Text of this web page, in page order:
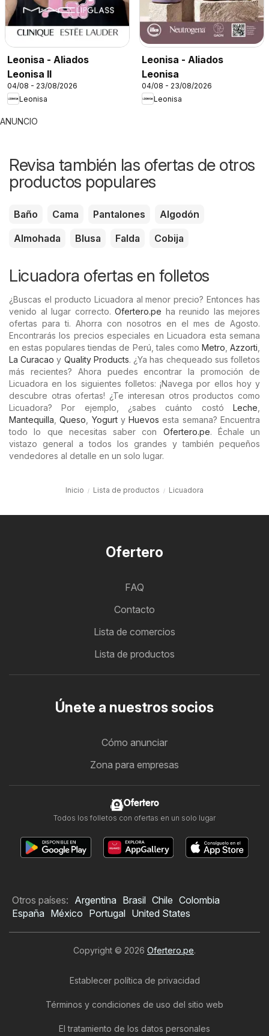
Leonisa - Aliados
Leonisa II
04/08 - 23/08/2026
Leonisa
Leonisa - Aliados
Leonisa
04/08 - 23/08/2026
Leonisa
ANUNCIO
Revisa también las ofertas de otros
productos populares
Baño Cama Pantalones
Algodón
Almohada
Blusa Falda Cobija
Licuadora ofertas en folletos
¿Buscas el producto Licuadora al menor precio? Entonces has
venido al lugar correcto. Ofertero.pe ha reunido las mejores
ofertas para ti. Ahorra con nosotros en el mes de Agosto.
Encontrarás los precios especiales en Licuadora esta semana
en estas populares tiendas de Perú, tales como Metro ,Azzorti
La Curacao y Quality Products. ¿Ya has chequeado sus folletos
más recientes? Ahora puedes encontrar la promoción de
Licuadora en los siguientes folletos: ¡Navega por ellos hoy y
descubre otras ofertas! ¿Te interesan otros productos como
Licuadora? Por ejemplo, ¿sabes cuánto costó Leche
Mantequilla ,Queso YogurtyHuevos esta semana? Encuentra
todo lo que necesitas saber con Ofertero.pe. Échale un
vistazo general a todos los grandes y también pequeños
vendedores al detalle en un solo lugar.
Inicio Lista de productos Licuadora
Ofertero
FAQ
Contacto
Lista de comercios
Lista de productos
Únete a nuestros socios
Cómo anunciar
Zona para empresas
Ofertero
Todos los folletos con ofertas en un solo lugar
Otros países: Argentina Brasil Chile Colombia
España México Portugal United States
Copyright © 2026 Ofertero.pe.
Establecer política de privacidad
Términos y condiciones de uso del sitio web
El tratamiento de los datos personales